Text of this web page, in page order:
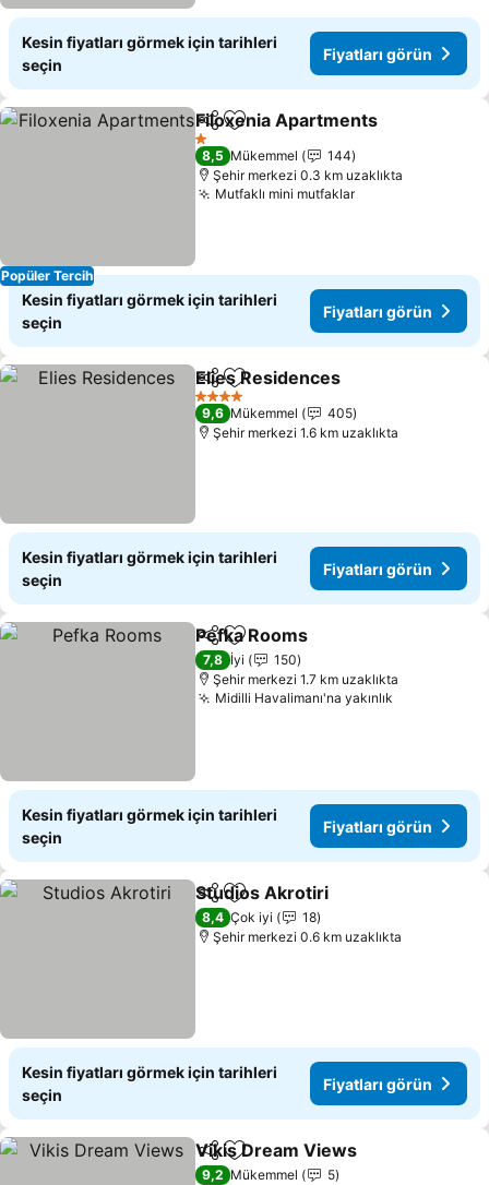
Kesin fiyatları görmek için tarihleri
seçin
Fiyatları görün
Popüler Tercih
PaylaşFavorilerime ekle
Filoxenia Apartments
1 Yıldız
8,5 Mükemmel
144
Şehir merkezi 0.3 km uzaklıkta
Mutfaklı mini mutfaklarFiyatları görün
Kesin fiyatları görmek için tarihleri
seçin
Fiyatları görün
PaylaşFavorilerime ekle
Elies Residences
4 Yıldız
9,6 Mükemmel
405
Şehir merkezi 1.6 km uzaklıkta
Kesin fiyatları görmek için tarihleri
seçin
Fiyatları görün
PaylaşFavorilerime ekle
Pefka Rooms
7,8 İyi
150
Şehir merkezi 1.7 km uzaklıkta
Midilli Havalimanı'na yakınlık
Kesin fiyatları görmek için tarihleri
seçin
Fiyatları görün
PaylaşFavorilerime ekle
Studios Akrotiri
8,4 Çok iyi
18
Şehir merkezi 0.6 km uzaklıkta
Kesin fiyatları görmek için tarihleri
seçin
Fiyatları görün
PaylaşFavorilerime ekle
Vikis Dream Views
9,2 Mükemmel
5